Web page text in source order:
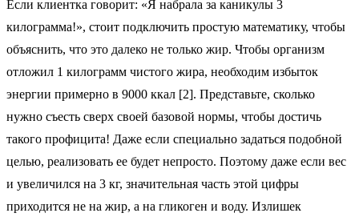
Если клиентка говорит: «Я набрала за каникулы 3
килограмма!», стоит подключить простую математику, чтобы
объяснить, что это далеко не только жир. Чтобы организм
отложил 1 килограмм чистого жира, необходим избыток
энергии примерно в 9000 ккал [2]. Представьте, сколько
нужно съесть сверх своей базовой нормы, чтобы достичь
такого профицита! Даже если специально задаться подобной
целью, реализовать ее будет непросто. Поэтому даже если вес
и увеличился на 3 кг, значительная часть этой цифры
приходится не на жир, а на гликоген и воду. Излишек